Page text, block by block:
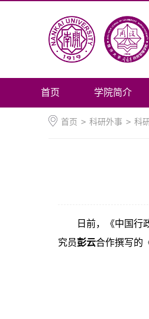
首页 学院简介
首页 > 科研外事 > 科
日前，《中国行
究员彭云合作撰写的